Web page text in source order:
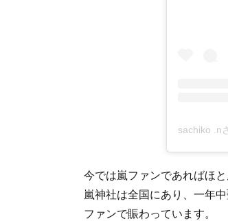
sachiko .n
今では嵐ファンであればほ
嵐神社は全国にあり、一年
ファンで賑わっています。